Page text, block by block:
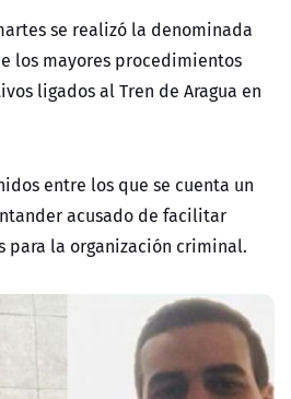
se realizó la denominada
los mayores procedimientos
ligados al Tren de Aragua en
entre los que se cuenta un
acusado de facilitar
para la organización criminal.